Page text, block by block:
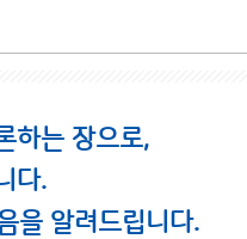
하는 장으로,
다.
을 알려드립니다.